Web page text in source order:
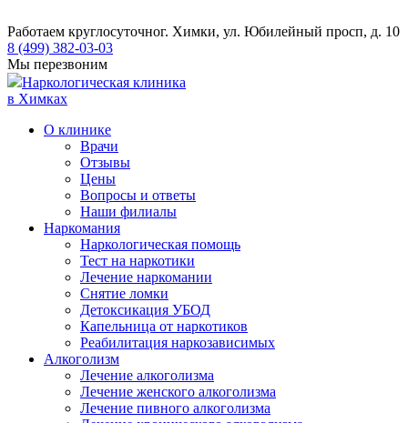
Работаем круглосуточног. Химки, ул. Юбилейный просп, д. 10
8 (499) 382-03-03
Мы перезвоним
Наркологическая клиника
в Химках
О клинике
Врачи
Отзывы
Цены
Вопросы и ответы
Наши филиалы
Наркомания
Наркологическая помощь
Тест на наркотики
Лечение наркомании
Снятие ломки
​​Детоксикация УБОД
Капельница от наркотиков
Реабилитация наркозависимых
Алкоголизм
Лечение алкоголизма
Лечение женского алкоголизма
Лечение пивного алкоголизма